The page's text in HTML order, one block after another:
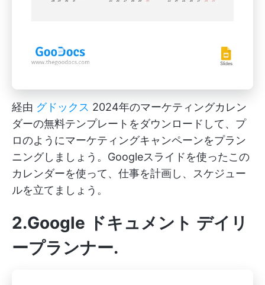
経由 グドックス 2024年のマーケティングカレン
ダーの無料テンプレートをダウンロードして、プ
ロのようにマーケティングキャンペーンをプラン
ニングしましょう。Googleスライドを使ったこの
カレンダーを使って、仕事を計画し、スケジュー
ルを立てましょう。
2.Google ドキュメント デイリ
ープランナー.